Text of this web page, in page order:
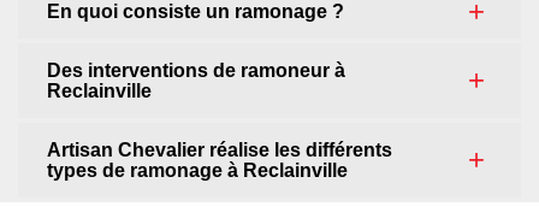
En quoi consiste un ramonage ?
Des interventions de ramoneur à
Reclainville
Artisan Chevalier réalise les différents
types de ramonage à Reclainville